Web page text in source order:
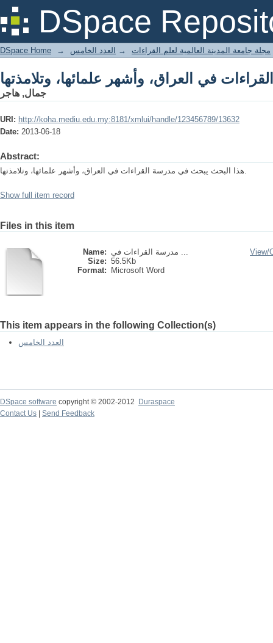
DSpace
في العراق، وأشهر علمائها، وتلامذتها
DSpace Home → مجلة جامعة المدينة العالمية لعلم القراءات → العدد الخامس
في العراق، وأشهر علمائها، وتلامذتها
جمال, هاجر
URI: http://koha.mediu.edu.my:8181/xmlui/handle/123456789/13632
Date: 2013-06-18
Abstract:
هذا البحث يبحث في مدرسة القراءات في العراق، وأشهر علمائها، وتلامذتها.
Show full item record
Files in this item
Name:
مدرسة القراءات في ...
Size: 56.5Kb
Format:
Microsoft Word
View/
This item appears in the following Collection(s)
العدد الخامس
DSpace software copyright © 2002-2012
Duraspace
Contact Us
Send Feedback